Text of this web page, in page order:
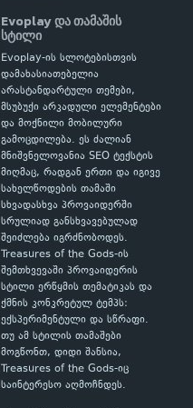
Evoplay და თამაშის
სტილი
Evoplay-ის სლოტებისთვის
დამახასიათებელია
არასტანდარტული თემები,
მსუბუქი არკადული ელემენტები
და მოქნილი მობილური
გამოცდილება. ეს ძალიან
მნიშვნელოვანია SEO ტექსტის
მიღმაც, რადგან ერთი და იგივე
სახელწოდების თამაში
სხვადასხვა პროვაიდერში
სრულიად განსხვავებულად
შეიძლება იგრძნობოდეს.
Treasures of the Gods-ის
შემთხვევაში პროვაიდერის
სტილი ერწყმის თემატიკას და
ქმნის კონკრეტულ ტემპს:
ექსპერიმენტული და სწრაფი.
თუ ამ სტილის თამაშები
მოგწონთ, დიდი შანსია,
Treasures of the Gods-იც
საინტერესო აღმოჩნდეს.